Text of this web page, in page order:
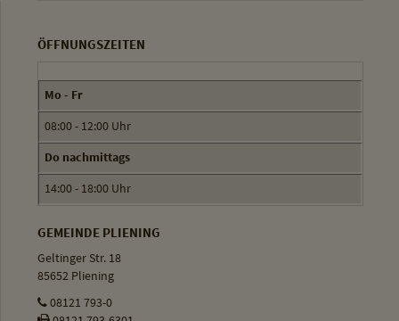
ÖFFNUNGSZEITEN
Mo - Fr
08:00 - 12:00 Uhr
Do nachmittags
14:00 - 18:00 Uhr
GEMEINDE PLIENING
Geltinger Str. 18
85652 Pliening
08121 793-0